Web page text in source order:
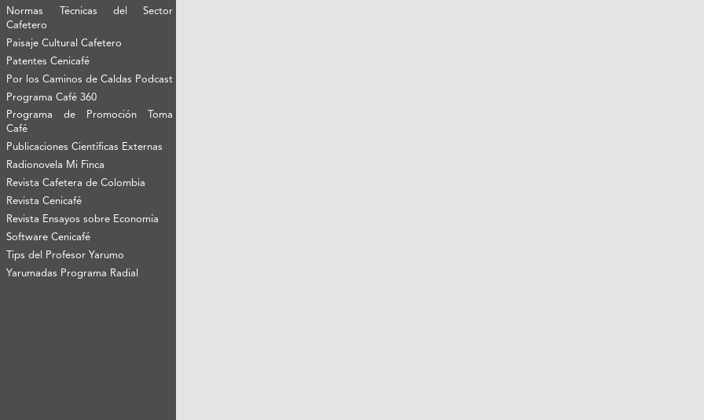
Normas Técnicas del Sector
Cafetero
Paisaje Cultural Cafetero
Patentes Cenicafé
Por los Caminos de Caldas Podcast
Programa Café 360
Programa de Promoción Toma
Café
Publicaciones Científicas Externas
Radionovela Mi Finca
Revista Cafetera de Colombia
Revista Cenicafé
Revista Ensayos sobre Economía
Software Cenicafé
Tips del Profesor Yarumo
Yarumadas Programa Radial